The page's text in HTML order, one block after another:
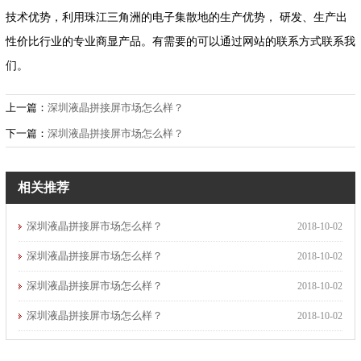
技术优势，利用珠江三角洲的电子集散地的生产优势， 研发、生产出
性价比行业的专业商显产品。有需要的可以通过网站的联系方式联系我
们。
上一篇： 深圳液晶拼接屏市场怎么样？
下一篇： 深圳液晶拼接屏市场怎么样？
相关推荐
2018-10-02
深圳液晶拼接屏市场怎么样？
2018-10-02
深圳液晶拼接屏市场怎么样？
2018-10-02
深圳液晶拼接屏市场怎么样？
2018-10-02
深圳液晶拼接屏市场怎么样？